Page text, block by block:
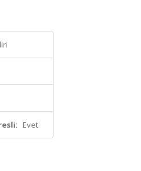
Evet